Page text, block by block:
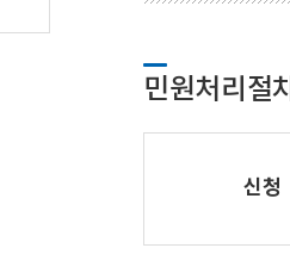
민원처리절
신청